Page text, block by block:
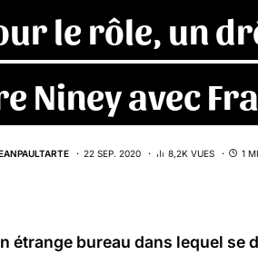
le rôle, un
Niney avec
22 SEP. 2020 8,2K VUES 1
étrange bureau dans lequel se